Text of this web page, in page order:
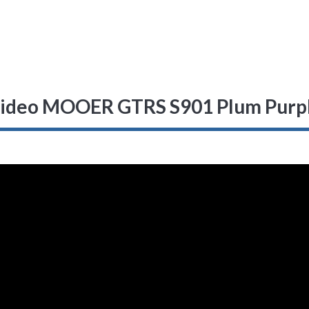
MOOER GTRS S901 Plum